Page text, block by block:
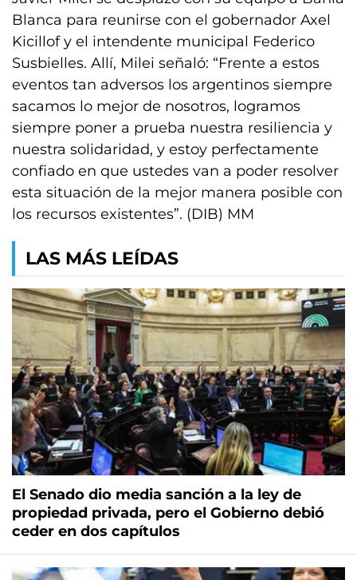
Blanca para reunirse con el gobernador Axel
Kicillof y el intendente municipal Federico
Susbielles. Allí, Milei señaló: “Frente a estos
eventos tan adversos los argentinos siempre
sacamos lo mejor de nosotros, logramos
siempre poner a prueba nuestra resiliencia y
nuestra solidaridad, y estoy perfectamente
confiado en que ustedes van a poder resolver
esta situación de la mejor manera posible con
los recursos existentes”. (DIB) MM
LAS MÁS LEÍDAS
El Senado dio media sanción a la ley de
propiedad privada, pero el Gobierno debió
ceder en dos capítulos